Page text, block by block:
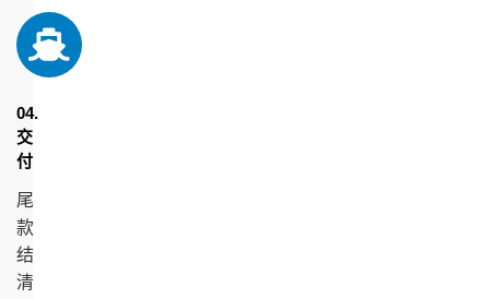
04.
交
付
尾
款
结
清